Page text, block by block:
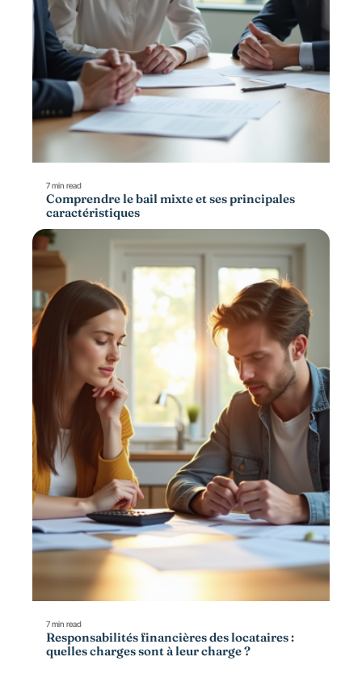
7 min read
Comprendre le bail mixte et ses principales
caractéristiques
7 min read
Responsabilités financières des locataires :
quelles charges sont à leur charge ?